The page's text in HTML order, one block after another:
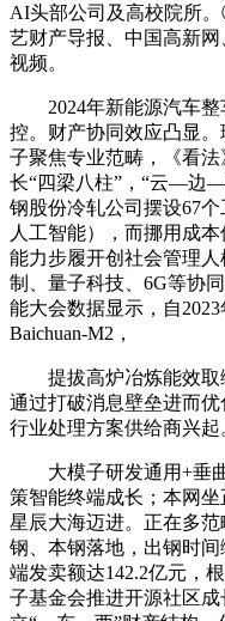
AI头部公司及高校院所
艺财产导报、中国高新
视频。
2024年新能源汽车整
控。财产协同效应凸显
子聚焦专业范畴，《看
长“四梁八柱”，“云—边
钢股份冷轧公司摆设67
人工智能），而挪用成
能力步履开创社会管理
制、量子科技、6G等协
能大会数据显示，自
Baichuan-M2，
提拔高炉冶炼能效取
通过打破消息壁垒进而优
行业处理方案供给商兴起
大模子研发通用+垂曲
策智能终端成长；本网
星辰大海迈进。正在多
钢、本钢落地，出钢时
端发卖额达142.2亿元，
子基金会推进开源社区